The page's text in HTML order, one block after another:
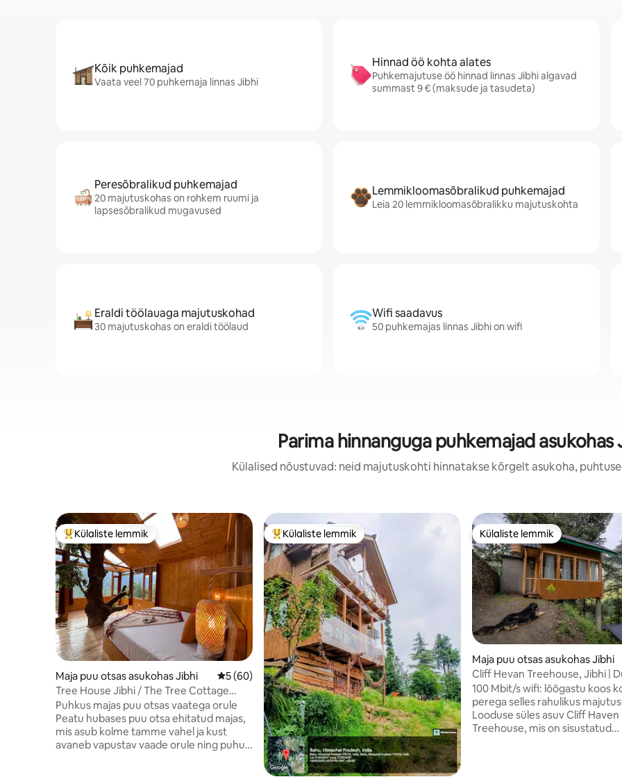
Kõik puhkemajad
Vaata veel 70 puhkemaja linnas Jibhi
Hinnad öö kohta alates
Puhkemajutuse öö hinnad linnas Jibhi algavad
summast 9 € (maksude ja tasudeta)
Peresõbralikud puhkemajad
20 majutuskohas on rohkem ruumi ja
lapsesõbralikud mugavused
Lemmikloomasõbralikud puhkemajad
Leia 20 lemmikloomasõbralikku majutuskohta
Eraldi töölauaga majutuskohad
30 majutuskohas on eraldi töölaud
Wifi saadavus
50 puhkemajas linnas Jibhi on wifi
Parima hinnanguga puhkemajad asukohas
Külalised nõustuvad: neid majutuskohti hinnatakse kõrgelt asukoha,
Külaliste suur lemmik
Külaliste lemmik
Maja puu otsas asukohas Jibhi Keskmine hinnang 5/5, 60 hinnangut
5 (60)
Tree House Jibhi / The Tree Cottage
Jibhi,
Puhkus majas puu otsas vaatega orule
Peatu hubases puu otsa ehitatud majas,
mis asub kolme tamme vahel ja kust
avaneb vapustav vaade orule ning puhub
Külaliste suur lemmik
Külaliste lemmik Külaliste lemmik
Külaliste lemmik
Maja puu otsas asukohas Jibhi
Cliff Hevan Treehouse, Jibhi |
100 Mbit/s wifi: lõõgastu koos
perega selles rahulikus
Looduse süles asuv Cliff Haven
Treehouse, mis on sisustatud